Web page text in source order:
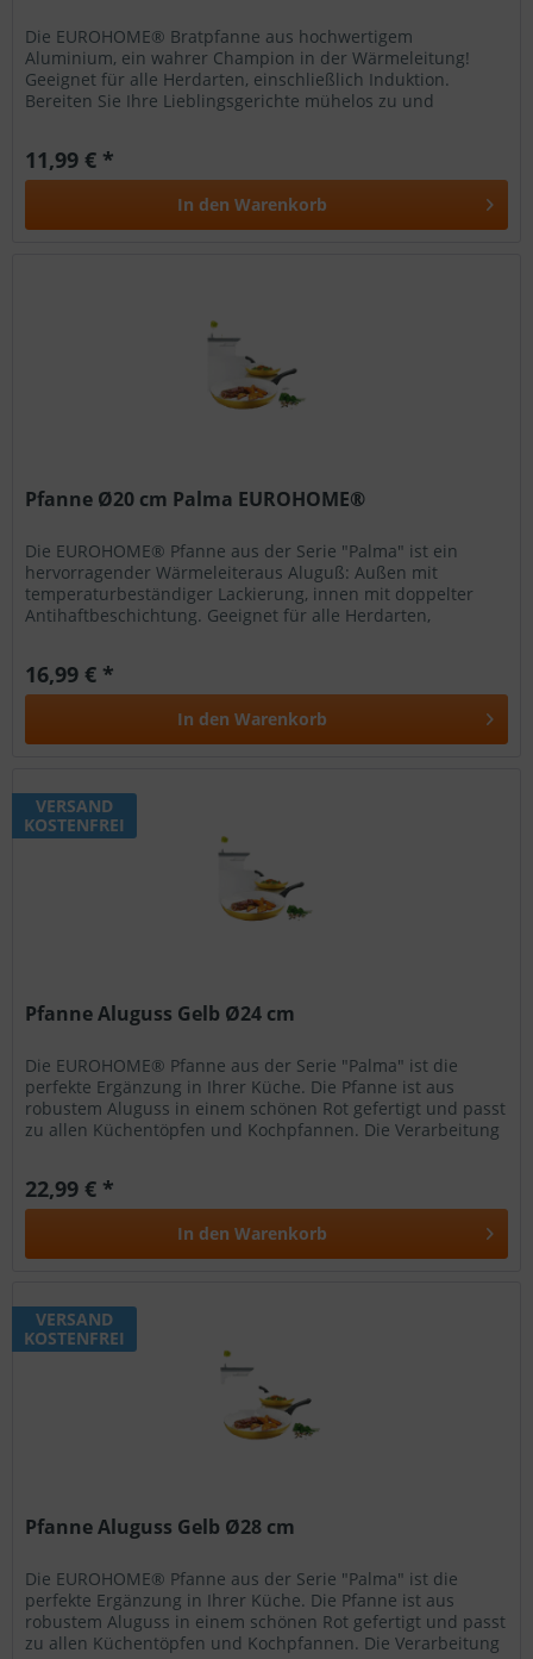
Die EUROHOME® Bratpfanne aus hochwertigem
Aluminium, ein wahrer Champion in der Wärmeleitung!
Geeignet für alle Herdarten, einschließlich Induktion.
Bereiten Sie Ihre Lieblingsgerichte mühelos zu und
11,99 € *
In den Warenkorb
Pfanne Ø20 cm Palma EUROHOME®
Die EUROHOME® Pfanne aus der Serie "Palma" ist ein
hervorragender Wärmeleiteraus Aluguß: Außen mit
temperaturbeständiger Lackierung, innen mit doppelter
Antihaftbeschichtung. Geeignet für alle Herdarten,
16,99 € *
In den Warenkorb
VERSAND
KOSTENFREI
Pfanne Aluguss Gelb Ø24 cm
Die EUROHOME® Pfanne aus der Serie "Palma" ist die
perfekte Ergänzung in Ihrer Küche. Die Pfanne ist aus
robustem Aluguss in einem schönen Rot gefertigt und passt
zu allen Küchentöpfen und Kochpfannen. Die Verarbeitung
22,99 € *
In den Warenkorb
VERSAND
KOSTENFREI
Pfanne Aluguss Gelb Ø28 cm
Die EUROHOME® Pfanne aus der Serie "Palma" ist die
perfekte Ergänzung in Ihrer Küche. Die Pfanne ist aus
robustem Aluguss in einem schönen Rot gefertigt und passt
zu allen Küchentöpfen und Kochpfannen. Die Verarbeitung